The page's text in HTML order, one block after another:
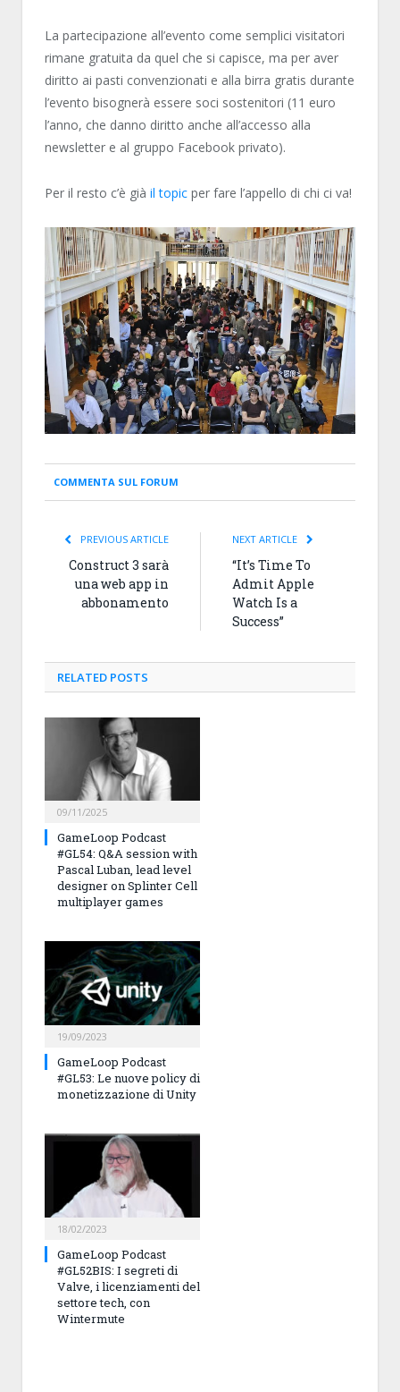
La partecipazione all’evento come semplici visitatori
rimane gratuita da quel che si capisce, ma per aver
diritto ai pasti convenzionati e alla birra gratis durante
l’evento bisognerà essere soci sostenitori (11 euro
l’anno, che danno diritto anche all’accesso alla
newsletter e al gruppo Facebook privato).
Per il resto c’è già il topic per fare l’appello di chi ci va!
COMMENTA SUL FORUM
PREVIOUS ARTICLE
Construct 3 sarà
una web app in
abbonamento
NEXT ARTICLE
“It’s Time To
Admit Apple
Watch Is a
Success”
RELATED POSTS
09/11/2025
GameLoop Podcast
#GL54: Q&A session with
Pascal Luban, lead level
designer on Splinter Cell
multiplayer games
19/09/2023
GameLoop Podcast
#GL53: Le nuove policy di
monetizzazione di Unity
18/02/2023
GameLoop Podcast
#GL52BIS: I segreti di
Valve, i licenziamenti del
settore tech, con
Wintermute